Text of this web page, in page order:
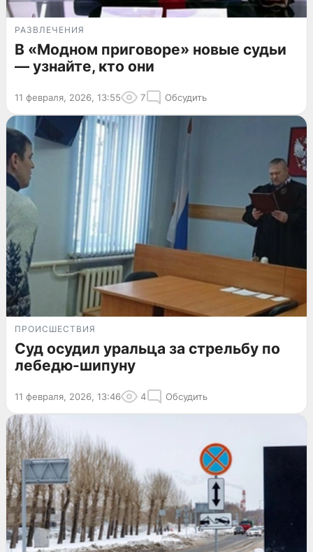
РАЗВЛЕЧЕНИЯ
В «Модном приговоре» новые судьи
— узнайте, кто они
11 февраля, 2026, 13:55 7 Обсудить
ПРОИСШЕСТВИЯ
Суд осудил уральца за стрельбу по
лебедю-шипуну
11 февраля, 2026, 13:46 4 Обсудить